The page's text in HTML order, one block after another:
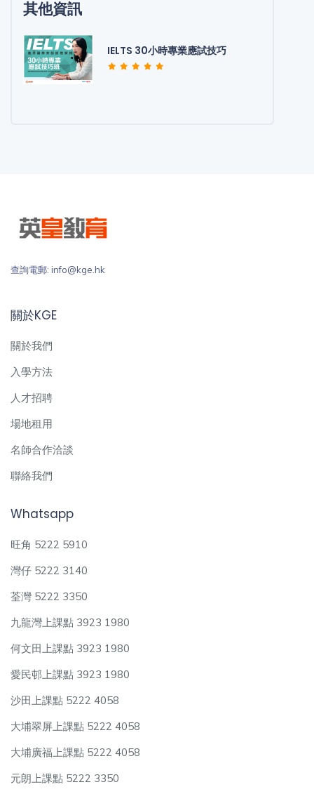
其他資訊
IELTS 30小時專業應試技巧
查詢電郵: info@kge.hk
關於KGE
關於我們
入學方法
人才招聘
場地租用
名師合作洽談
聯絡我們
Whatsapp
旺角 5222 5910
灣仔 5222 3140
荃灣 5222 3350
九龍灣上課點 3923 1980
何文田上課點 3923 1980
愛民邨上課點 3923 1980
沙田上課點 5222 4058
大埔翠屏上課點 5222 4058
大埔廣福上課點 5222 4058
元朗上課點 5222 3350